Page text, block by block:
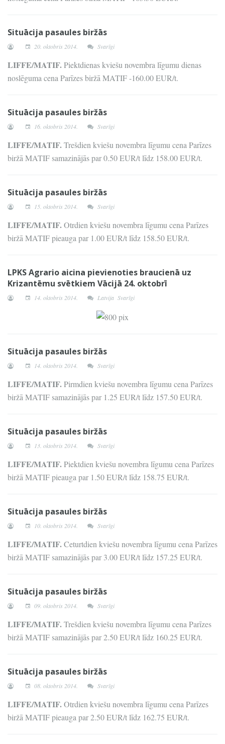
Situācija pasaules biržās
20. oktobris 2014. Svarīgi
LIFFE/MATIF.Piektdienas kviešu novembra līgumu dienas
noslēguma cena Parīzes biržā MATIF -160.00 EUR/t.
Situācija pasaules biržās
16. oktobris 2014. Svarīgi
LIFFE/MATIF.Trešdien kviešu novembra līgumu cena Parīzes
biržā MATIF samazinājās par 0.50 EUR/t līdz 158.00 EUR/t.
Situācija pasaules biržās
15. oktobris 2014. Svarīgi
LIFFE/MATIF.Otrdien kviešu novembra līgumu cena Parīzes
biržā MATIF pieauga par 1.00 EUR/t līdz 158.50 EUR/t.
LPKS Agrario aicina pievienoties braucienā uz
Krizantēmu svētkiem Vācijā 24. oktobrī
14. oktobris 2014. Latvija Svarīgi
Situācija pasaules biržās
14. oktobris 2014. Svarīgi
LIFFE/MATIF.Pirmdien kviešu novembra līgumu cena Parīzes
biržā MATIF samazinājās par 1.25 EUR/t līdz 157.50 EUR/t.
Situācija pasaules biržās
13. oktobris 2014. Svarīgi
LIFFE/MATIF.Piektdien kviešu novembra līgumu cena Parīzes
biržā MATIF pieauga par 1.50 EUR/t līdz 158.75 EUR/t.
Situācija pasaules biržās
10. oktobris 2014. Svarīgi
LIFFE/MATIF.Ceturtdien kviešu novembra līgumu cena Parīzes
biržā MATIF samazinājās par 3.00 EUR/t līdz 157.25 EUR/t.
Situācija pasaules biržās
09. oktobris 2014. Svarīgi
LIFFE/MATIF.Trešdien kviešu novembra līgumu cena Parīzes
biržā MATIF samazinājās par 2.50 EUR/t līdz 160.25 EUR/t.
Situācija pasaules biržās
08. oktobris 2014. Svarīgi
LIFFE/MATIF.Otrdien kviešu novembra līgumu cena Parīzes
biržā MATIF pieauga par 2.50 EUR/t līdz 162.75 EUR/t.